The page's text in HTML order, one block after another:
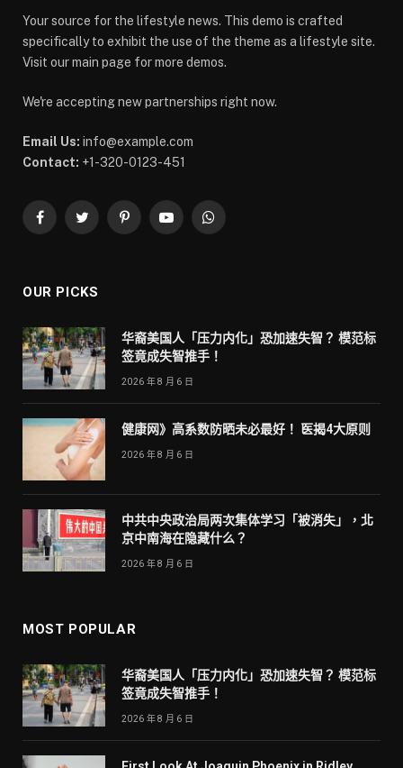
Your source for the lifestyle news. This demo is crafted
specifically to exhibit the use of the theme as a lifestyle site.
Visit our main page for more demos.
We're accepting new partnerships right now.
Email Us: info@example.com
Contact: +1-320-0123-451
FacebookTwitterPinterestYouTubeWhatsApp
OUR PICKS
华裔美国人「压力内化」恐加速失智？ 模范标
签竟成失智推手！
2026 年 8 月 6 日
健康网》高系数防晒未必最好！ 医揭4大原则
2026 年 8 月 6 日
中共中央政治局两次集体学习「被消失」，北
京中南海在隐藏什么？
2026 年 8 月 6 日
MOST POPULAR
华裔美国人「压力内化」恐加速失智？ 模范标
签竟成失智推手！
2026 年 8 月 6 日